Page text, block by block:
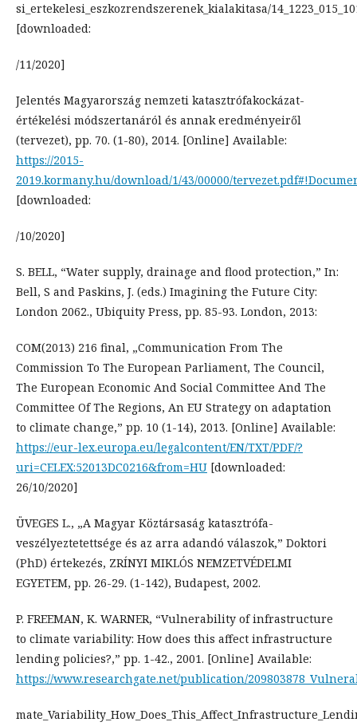
si_ertekelesi_eszkozrendszerenek_kialakitasa/
[downloaded:
/11/2020]
Jelentés Magyarország nemzeti katasztrófakockázat-
értékelési módszertanáról és annak eredményeiről
(tervezet), pp. 70. (1-80), 2014. [Online] Available:
https://2015-
2019.kormany.hu/download/1/43/00000/
[downloaded:
/10/2020]
S. BELL, “Water supply, drainage and flood protection,” In:
Bell, S and Paskins, J. (eds.) Imagining the Future City:
London 2062., Ubiquity Press, pp. 85-93. London, 2013:
COM(2013) 216 final, „Communication From The
Commission To The European Parliament, The Council,
The European Economic And Social Committee And The
Committee Of The Regions, An EU Strategy on adaptation
to climate change,” pp. 10 (1-14), 2013. [Online] Available:
https://eur-lex.europa.eu/legalcontent/EN/TXT/PDF/?
uri=CELEX:52013DC0216&from=HU [downloaded:
26/10/2020]
ÜVEGES L., „A Magyar Köztársaság katasztrófa-
veszélyeztetettsége és az arra adandó válaszok,” Doktori
(PhD) értekezés, ZRÍNYI MIKLÓS NEMZETVÉDELMI
EGYETEM, pp. 26-29. (1-142), Budapest, 2002.
P. FREEMAN, K. WARNER, “Vulnerability of infrastructure
to climate variability: How does this affect infrastructure
lending policies?,” pp. 1-42., 2001. [Online] Available:
https://www.researchgate.net/publication/